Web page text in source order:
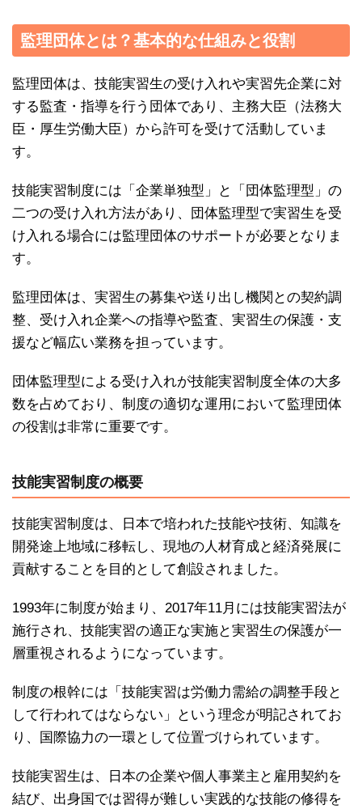
監理団体とは？基本的な仕組みと役割
監理団体は、技能実習生の受け入れや実習先企業に対
する監査・指導を行う団体であり、主務大臣（法務大
臣・厚生労働大臣）から許可を受けて活動していま
す。
技能実習制度には「企業単独型」と「団体監理型」の
二つの受け入れ方法があり、団体監理型で実習生を受
け入れる場合には監理団体のサポートが必要となりま
す。
監理団体は、実習生の募集や送り出し機関との契約調
整、受け入れ企業への指導や監査、実習生の保護・支
援など幅広い業務を担っています。
団体監理型による受け入れが技能実習制度全体の大多
数を占めており、制度の適切な運用において監理団体
の役割は非常に重要です。
技能実習制度の概要
技能実習制度は、日本で培われた技能や技術、知識を
開発途上地域に移転し、現地の人材育成と経済発展に
貢献することを目的として創設されました。
1993年に制度が始まり、2017年11月には技能実習法が
施行され、技能実習の適正な実施と実習生の保護が一
層重視されるようになっています。
制度の根幹には「技能実習は労働力需給の調整手段と
して行われてはならない」という理念が明記されてお
り、国際協力の一環として位置づけられています。
技能実習生は、日本の企業や個人事業主と雇用契約を
結び、出身国では習得が難しい実践的な技能の修得を